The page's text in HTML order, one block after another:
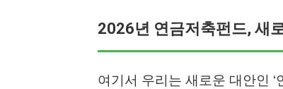
2026년 연금저축펀드, 새
여기서 우리는 새로운 대안인